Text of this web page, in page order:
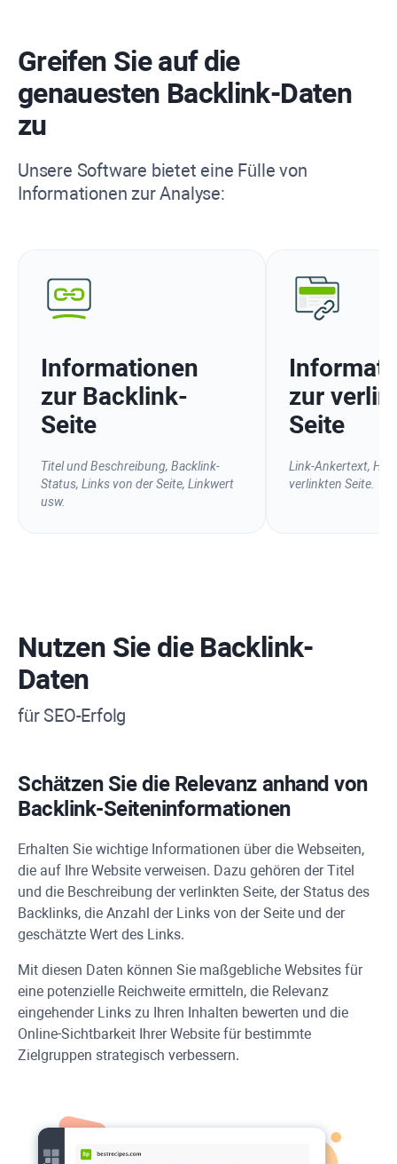
Greifen Sie auf die
genauesten Backlink-Daten
zu
Unsere Software bietet eine Fülle von
Informationen zur Analyse:
Informationen
zur Backlink-
Seite
Titel und Beschreibung, Backlink-
Status, Links von der Seite, Linkwert
usw.
zur
Seite
Link-Ankertext,
verlinkten Seite.
Nutzen Sie die Backlink-
Daten
für SEO-Erfolg
Schätzen Sie die Relevanz anhand von
Backlink-Seiteninformationen
Erhalten Sie wichtige Informationen über die Webseiten,
die auf Ihre Website verweisen. Dazu gehören der Titel
und die Beschreibung der verlinkten Seite, der Status des
Backlinks, die Anzahl der Links von der Seite und der
geschätzte Wert des Links.
Mit diesen Daten können Sie maßgebliche Websites für
eine potenzielle Reichweite ermitteln, die Relevanz
eingehender Links zu Ihren Inhalten bewerten und die
Online-Sichtbarkeit Ihrer Website für bestimmte
Zielgruppen strategisch verbessern.